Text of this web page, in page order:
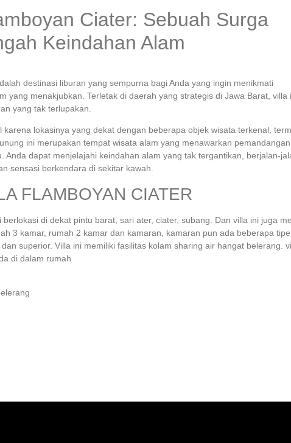
Ciater: Sebuah Surga
Keindahan Alam
destinasi liburan yang sempurna bagi Anda yang ingin menikmati
yang menakjubkan. Terletak di daerah yang strategis di Jawa Barat, villa
yang tak terlupakan.
karena lokasinya yang dekat dengan beberapa objek wisata terkenal,
ini merupakan tempat wisata alam yang menawarkan pemandangan
Anda dapat menjelajahi keindahan alam yang tak tergantikan, berjalan-
sensasi berkendara di sekitar kawah.
FLAMBOYAN CIATER
berlokasi di dekat pintu barat, sari ater, ciater, subang. Dan villa ini juga
3 kamar, rumah 2 kamar dan kamaran, kamaran pun ada beberapa tipe.
superior. Villa ini memiliki fasilitas kolam sharing air hangat belerang.
di dalam rumah